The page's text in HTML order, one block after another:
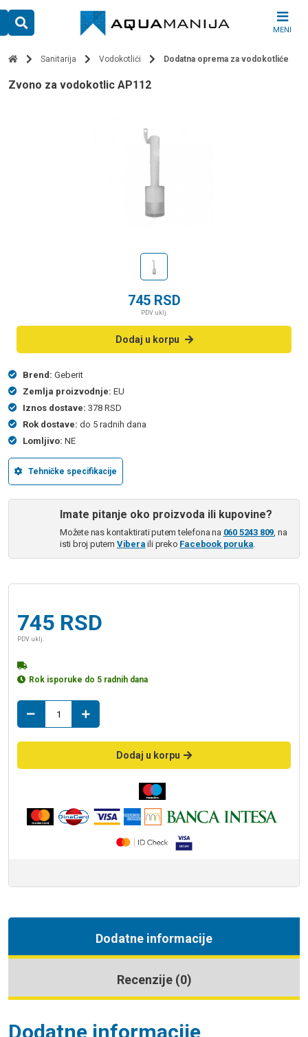
content
MENI
Sanitarija Vodokotlići Dodatna oprema za vodokotliće
zvono za vodokotlic AP112
745 RSD
PDV uklj.
Dodaj u korpu
Brend: Geberit
Zemlja proizvodnje: EU
Iznos dostave: 378 RSD
Rok dostave: do 5 radnih dana
Lomljivo: NE
Tehničke specifikacije
Imate pitanje oko proizvoda ili kupovine?
Možete nas kontaktirati putem telefona na 060 5243 809, na
isti broj putem Vibera ili preko Facebook poruka.
745 RSD
PDV uklj.
Rok isporuke do 5 radnih dana
za
vodokotlic
količina
Dodaj u korpu
Dodatne informacije
Recenzije (0)
Dodatne informacije